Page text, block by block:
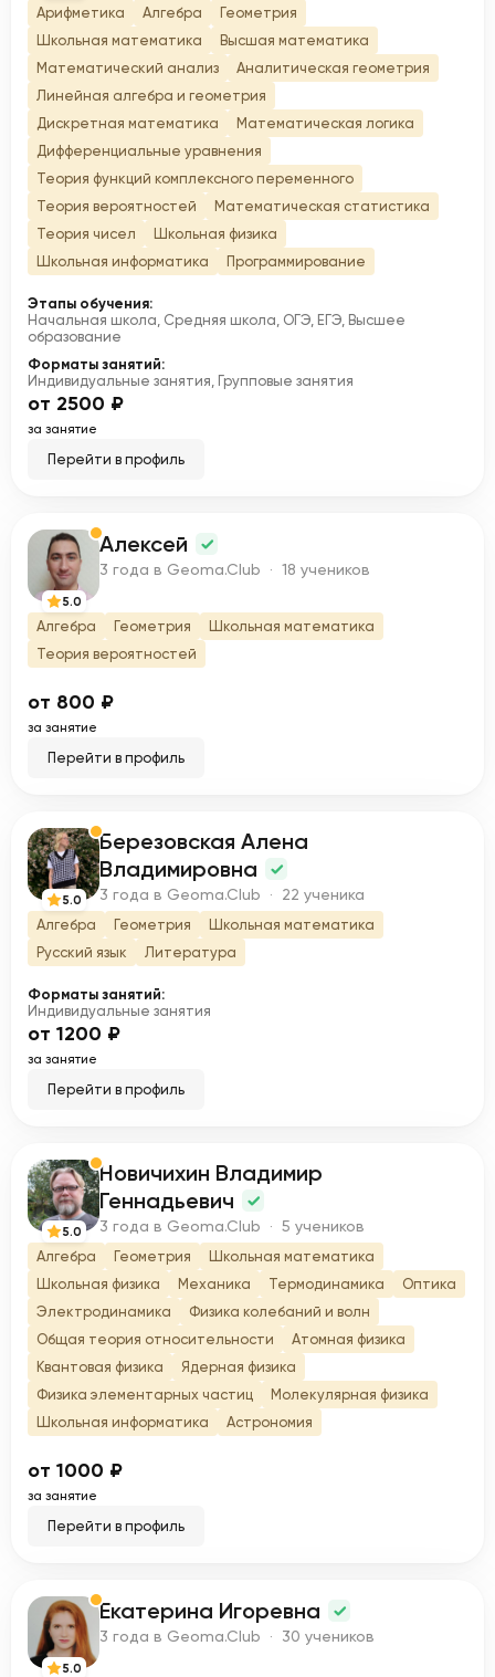
Арифметика Алгебра
Геометрия
Школьная математика
Высшая математика
Математический анализ
Аналитическая геометрия
Линейная алгебра и геометрия
Дискретная математика
Математическая логика
Дифференциальные уравнения
Теория функций комплексного переменного
Теория вероятностей
Математическая статистика
Теория чисел
Школьная физика
Школьная информатика
Программирование
Этапы обучения:
Начальная школа, Средняя школа, ОГЭ, ЕГЭ, Высшее
образование
Форматы занятий:
Индивидуальные занятия, Групповые занятия
от 2500 ₽
за занятие
Перейти в профиль
А
5.0
Алексей
3 года в Geoma.Club · 18 учеников
Алгебра Геометрия
Школьная математика
Теория вероятностей
от 800 ₽
за занятие
Перейти в профиль
Б
5.0
Березовская Алена
Владимировна
3 года в Geoma.Club · 22 ученика
Алгебра Геометрия
Школьная математика
Русский язык
Литература
Форматы занятий:
Индивидуальные занятия
от 1200 ₽
за занятие
Перейти в профиль
Н
5.0
Новичихин Владимир
Геннадьевич
3 года в Geoma.Club · 5 учеников
Алгебра Геометрия
Школьная математика
Школьная физика
Механика Термодинамика
Оптика
Электродинамика
Физика колебаний и волн
Общая теория относительности
Атомная физика
Квантовая физика
Ядерная физика
Физика элементарных частиц
Молекулярная физика
Школьная информатика
Астрономия
от 1000 ₽
за занятие
Перейти в профиль
Е
5.0
Екатерина Игоревна
3 года в Geoma.Club · 30 учеников